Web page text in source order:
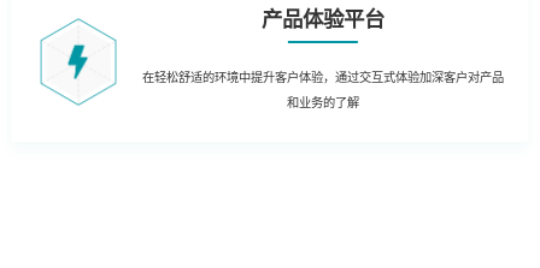
产品体验平台
在轻松舒适的环境中提升客户体验，通过交互式体验加深客户对产品
和业务的了解